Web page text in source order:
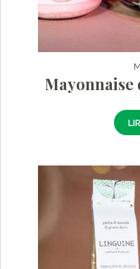
Mayonnaise